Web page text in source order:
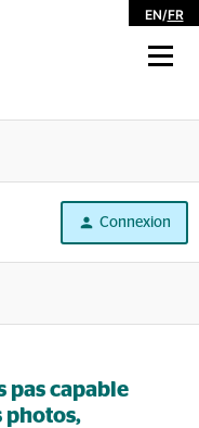
EN/FR
Connexion
pas capable
photos,